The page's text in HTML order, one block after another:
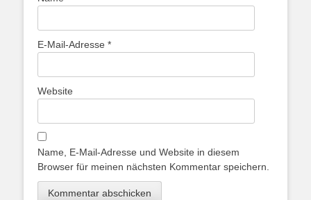
E-Mail-Adresse *
Website
Name, E-Mail-Adresse und Website in diesem
Browser für meinen nächsten Kommentar speichern.